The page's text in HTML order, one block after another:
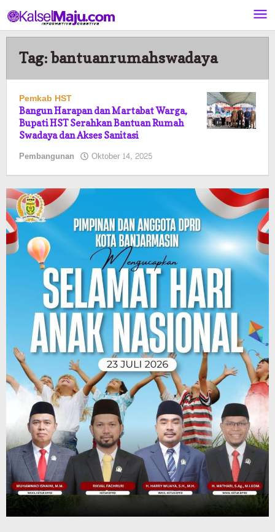
ke
konten
Tag:bantuanrumahswadaya
Pemkab HST
Bangun Harapan dan Martabat Warga,
Bupati HST Serahkan Bantuan Rumah
Swadaya dan Akses Sanitasi
Pembangunan Oktober 14, 2025